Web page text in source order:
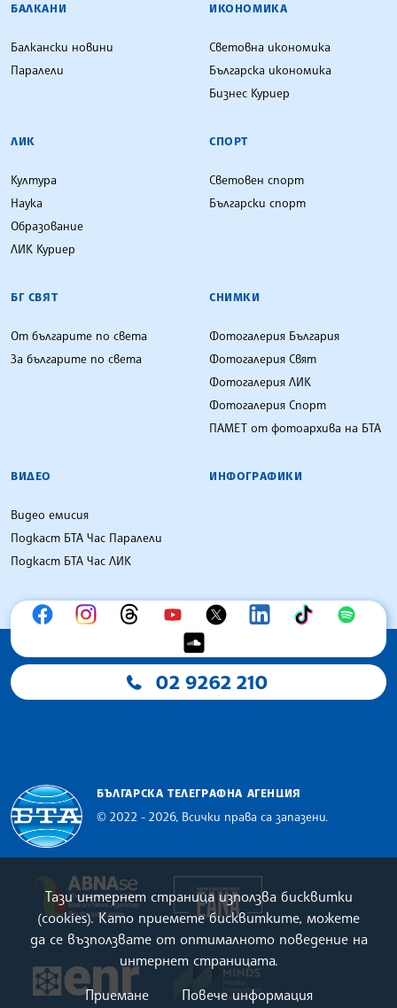
БАЛКАНИ
Балкански новини
Паралели
ИКОНОМИКА
Световна икономика
Българска икономика
Бизнес Куриер
ЛИК
Култура
Наука
Образование
ЛИК Куриер
СПОРТ
Световен спорт
Български спорт
БГ СВЯТ
От българите по света
За българите по света
СНИМКИ
Фотогалерия България
Фотогалерия Свят
Фотогалерия ЛИК
Фотогалерия Спорт
ПАМЕТ от фотоархива на БТА
ВИДЕО
Видео емисия
Подкаст БТА Час Паралели
Подкаст БТА Час ЛИК
ИНФОГРАФИКИ
02 9262 210
Българска телеграфна агенция
БЪЛГАРСКА ТЕЛЕГРАФНА АГЕНЦИЯ
© 2022 - 2026, Всички права са запазени.
European Newsroom MINDS Media
Тази интернет страница използва бисквитки
(cookies). Като приемете бисквитките, можете
да се възползвате от оптималното поведение на
интернет страницата.
Приемане
Повече информация